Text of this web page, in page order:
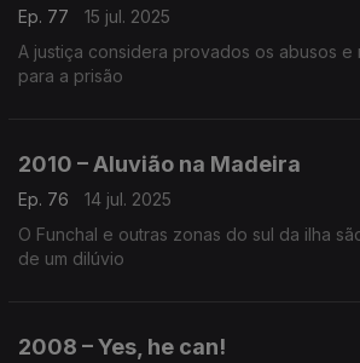
Ep. 77
15 jul. 2025
A justiça considera provados os abusos e
para a prisão
2010 – Aluvião na Madeira
Ep. 76
14 jul. 2025
O Funchal e outras zonas do sul da ilha
de um dilúvio
2008 – Yes, he can!